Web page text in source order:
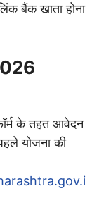
बैंक खाता होना
के तहत आवेदन
योजना की